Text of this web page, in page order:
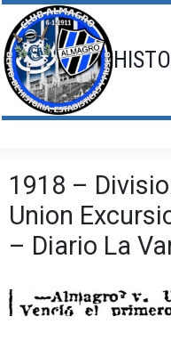
Saltar
al
contenido
1918 –
Union
– Diario La